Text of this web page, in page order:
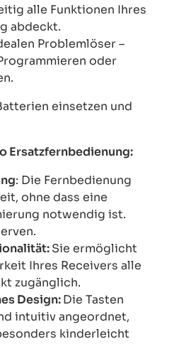
alle Funktionen Ihres
abdeckt.
Problemlöser –
oder
einsetzen und
Ersatzfernbedienung:
: Die Fernbedienung
ohne dass eine
notwendig ist.
Sie ermöglicht
Ihres Receivers alle
zugänglich.
Design:Die Tasten
intuitiv angeordnet,
kinderleicht